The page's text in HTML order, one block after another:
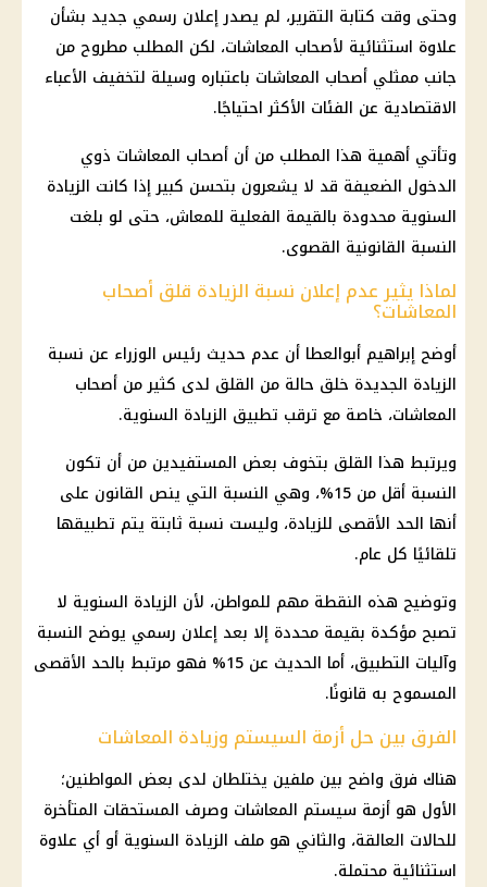
وحتى وقت كتابة التقرير، لم يصدر إعلان رسمي جديد بشأن
علاوة استثنائية لأصحاب المعاشات، لكن المطلب مطروح من
جانب ممثلي أصحاب المعاشات باعتباره وسيلة لتخفيف الأعباء
الاقتصادية عن الفئات الأكثر احتياجًا.
وتأتي أهمية هذا المطلب من أن أصحاب المعاشات ذوي
الدخول الضعيفة قد لا يشعرون بتحسن كبير إذا كانت الزيادة
السنوية محدودة بالقيمة الفعلية للمعاش، حتى لو بلغت
النسبة القانونية القصوى.
لماذا يثير عدم إعلان نسبة الزيادة قلق أصحاب
المعاشات؟
أوضح إبراهيم أبوالعطا أن عدم حديث رئيس الوزراء عن نسبة
الزيادة الجديدة خلق حالة من القلق لدى كثير من أصحاب
المعاشات، خاصة مع ترقب تطبيق الزيادة السنوية.
ويرتبط هذا القلق بتخوف بعض المستفيدين من أن تكون
النسبة أقل من 15%، وهي النسبة التي ينص القانون على
أنها الحد الأقصى للزيادة، وليست نسبة ثابتة يتم تطبيقها
تلقائيًا كل عام.
وتوضيح هذه النقطة مهم للمواطن، لأن الزيادة السنوية لا
تصبح مؤكدة بقيمة محددة إلا بعد إعلان رسمي يوضح النسبة
وآليات التطبيق، أما الحديث عن 15% فهو مرتبط بالحد الأقصى
المسموح به قانونًا.
الفرق بين حل أزمة السيستم وزيادة المعاشات
هناك فرق واضح بين ملفين يختلطان لدى بعض المواطنين؛
الأول هو أزمة سيستم المعاشات وصرف المستحقات المتأخرة
للحالات العالقة، والثاني هو ملف الزيادة السنوية أو أي علاوة
استثنائية محتملة.